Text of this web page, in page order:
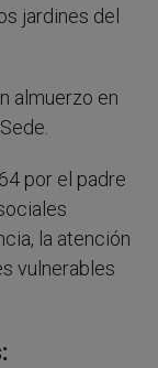
jardines del
almuerzo en
por el padre
la atención
vulnerables